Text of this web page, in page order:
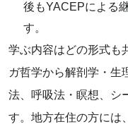
後もYACEPによる
す。
学ぶ内容はどの形式も
ガ哲学から解剖学・生
法、呼吸法・瞑想、シ
す。地方在住の方には